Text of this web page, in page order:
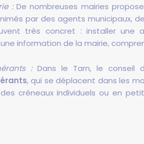
:De nombreuses mairies
par des agents municipaux,
très concret : installer une
information de la mairie,
:Dans le Tarn, le conseil
, qui se déplacent dans les
créneaux individuels ou en